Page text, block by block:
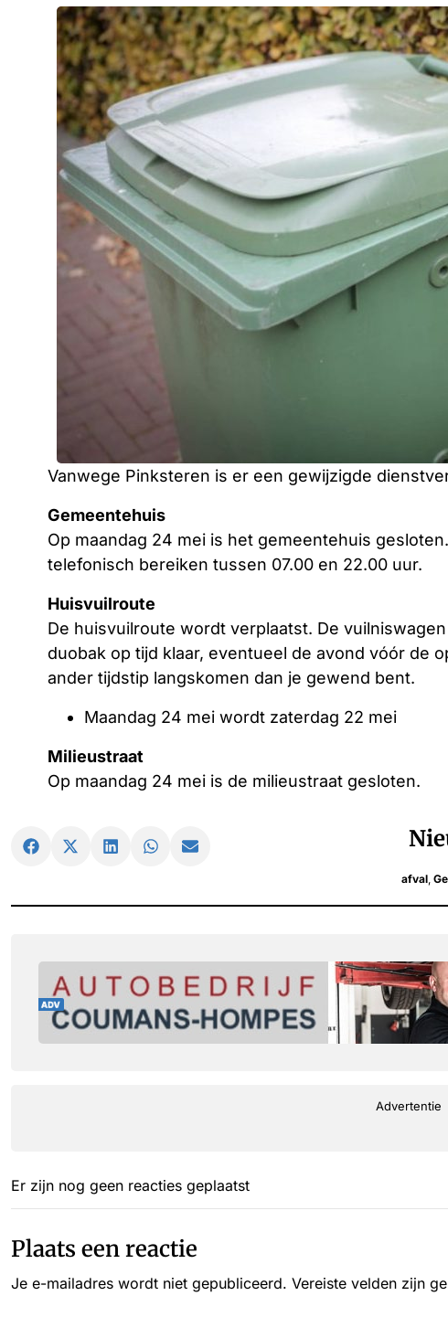
Vanwege Pinksteren is er een gewijzigde
Gemeentehuis
Op maandag 24 mei is het gemeentehuis
telefonisch bereiken tussen 07.00 en 22.00 uur.
Huisvuilroute
De huisvuilroute wordt verplaatst. De
duobak op tijd klaar, eventueel de avond vóór de
ander tijdstip langskomen dan je gewend bent.
Maandag 24 mei wordt zaterdag 22 mei
Milieustraat
Op maandag 24 mei is de milieustraat gesloten.
afval
Advertentie
Er zijn nog geen reacties geplaatst
Plaats een reactie
Je e-mailadres wordt niet gepubliceerd. Vereiste velden zijn